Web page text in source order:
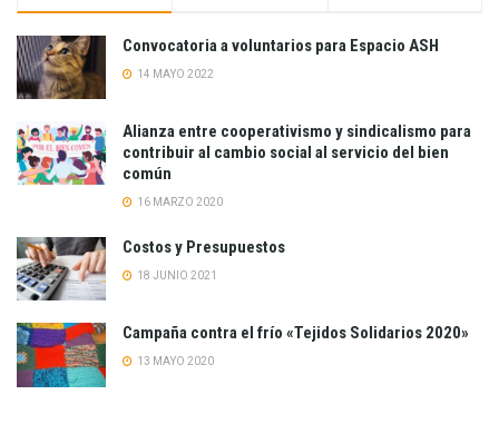
Convocatoria a voluntarios para Espacio ASH
14 MAYO 2022
Alianza entre cooperativismo y sindicalismo para
contribuir al cambio social al servicio del bien
común
16 MARZO 2020
Costos y Presupuestos
18 JUNIO 2021
Campaña contra el frío «Tejidos Solidarios 2020»
13 MAYO 2020